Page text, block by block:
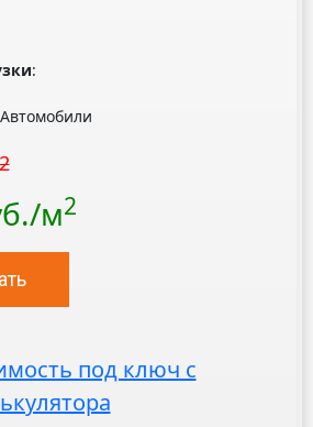
:
Автомобили
м2
под ключ с